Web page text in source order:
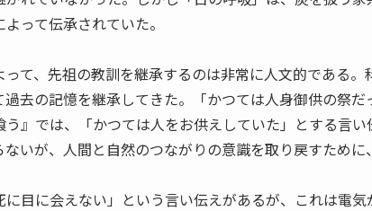
って伝承されていた。
て、先祖の教訓を継承するのは非常に人文的である。
去の記憶を継承してきた。「かつては人身御供の祭
』では、「かつては人をお供えしていた」とする言
いが、人間と自然のつながりの意識を取り戻すため
目に会えない」という言い伝えがあるが、これは電